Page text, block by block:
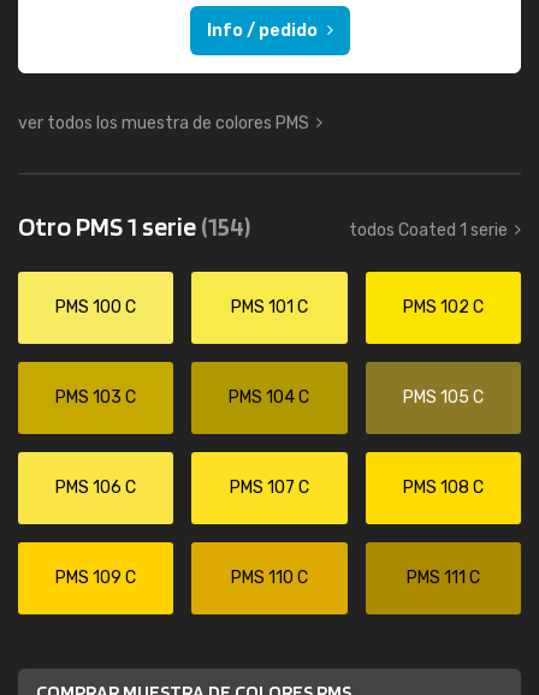
Info / pedido
ver todos los muestra de colores PMS
Otro PMS 1 serie(154) todos Coated 1 serie
PMS 100 C PMS 101 C PMS 102 C
PMS 103 C PMS 104 C PMS 105 C
PMS 106 C PMS 107 C PMS 108 C
PMS 109 C PMS 110 C PMS 111 C